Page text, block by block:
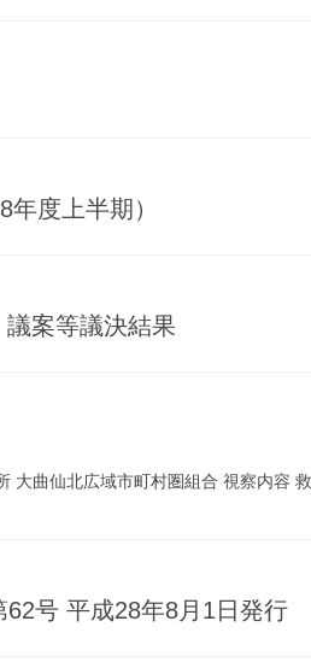
度上半期）
案等議決結果
曲仙北広域市町村圏組合 視察内容
号 平成28年8月1日発行